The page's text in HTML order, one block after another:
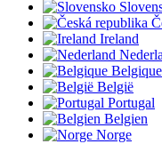
Ireland
Belgique
België
Portugal
Belgien
Norge